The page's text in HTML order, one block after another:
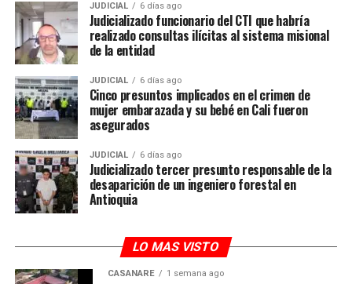
JUDICIAL 6 días ago
Judicializado funcionario del CTI que habría
realizado consultas ilícitas al sistema misional
de la entidad
JUDICIAL 6 días ago
Cinco presuntos implicados en el crimen de
mujer embarazada y su bebé en Cali fueron
asegurados
JUDICIAL 6 días ago
Judicializado tercer presunto responsable de la
desaparición de un ingeniero forestal en
Antioquia
LO MAS VISTO
CASANARE 1 semana ago